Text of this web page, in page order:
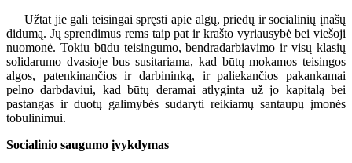
Užtat jie gali teisingai spręsti apie algų, priedų ir socialinių įnašų
didumą. Jų sprendimus rems taip pat ir krašto vyriausybė bei viešoji
nuomonė. Tokiu būdu teisingumo, bendradarbiavimo ir visų klasių
solidarumo dvasioje bus susitariama, kad būtų mokamos teisingos
algos, patenkinančios ir darbininką, ir paliekančios pakankamai
pelno darbdaviui, kad būtų deramai atlyginta už jo kapitalą bei
pastangas ir duotų galimybės sudaryti reikiamų santaupų įmonės
tobulinimui.
Socialinio saugumo įvykdymas